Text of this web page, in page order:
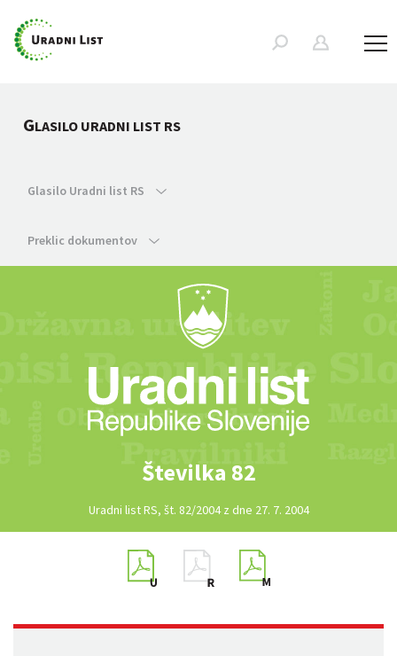
GLASILO URADNI LIST RS
Glasilo Uradni list RS
Preklic dokumentov
Številka 82
Uradni list RS, št. 82/2004 z dne 27. 7. 2004